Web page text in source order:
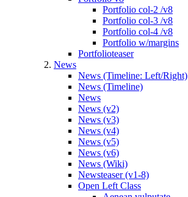
Portfolio col-2 /v8
Portfolio col-3 /v8
Portfolio col-4 /v8
Portfolio w/margins
Portfolioteaser
News
News (Timeline: Left/Right)
News (Timeline)
News
News (v2)
News (v3)
News (v4)
News (v5)
News (v6)
News (Wiki)
Newsteaser (v1-8)
Open Left Class